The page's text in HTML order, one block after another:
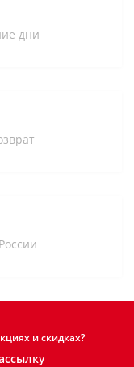
дни
и скидках?